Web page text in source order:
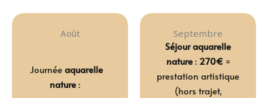
Août
Journéeaquarelle
nature:
Septembre
Séjour aquarelle
nature: 270€ =
prestation artistique
(hors trajet,